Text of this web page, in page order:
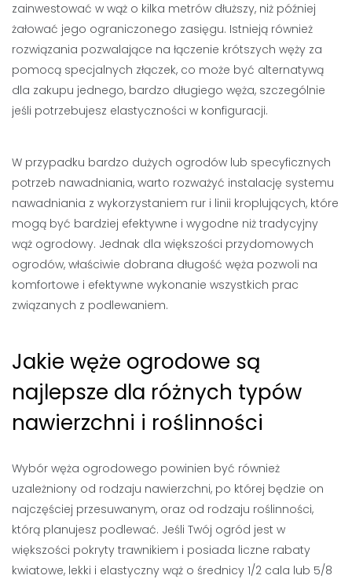
zainwestować w wąż o kilka metrów dłuższy, niż później
żałować jego ograniczonego zasięgu. Istnieją również
rozwiązania pozwalające na łączenie krótszych węży za
pomocą specjalnych złączek, co może być alternatywą
dla zakupu jednego, bardzo długiego węża, szczególnie
jeśli potrzebujesz elastyczności w konfiguracji.
W przypadku bardzo dużych ogrodów lub specyficznych
potrzeb nawadniania, warto rozważyć instalację systemu
nawadniania z wykorzystaniem rur i linii kroplujących, które
mogą być bardziej efektywne i wygodne niż tradycyjny
wąż ogrodowy. Jednak dla większości przydomowych
ogrodów, właściwie dobrana długość węża pozwoli na
komfortowe i efektywne wykonanie wszystkich prac
związanych z podlewaniem.
Jakie węże ogrodowe są
najlepsze dla różnych typów
nawierzchni i roślinności
Wybór węża ogrodowego powinien być również
uzależniony od rodzaju nawierzchni, po której będzie on
najczęściej przesuwanym, oraz od rodzaju roślinności,
którą planujesz podlewać. Jeśli Twój ogród jest w
większości pokryty trawnikiem i posiada liczne rabaty
kwiatowe, lekki i elastyczny wąż o średnicy 1/2 cala lub 5/8